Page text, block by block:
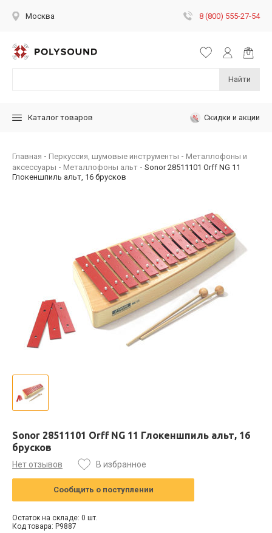
Москва 8 (800) 555-27-54
Найти
Каталог товаров Скидки и акции
Главная Перкуссия, шумовые инструменты
Металлофоны и
аксессуары
Металлофоны альт
Sonor 28511101 Orff NG 11
Глокеншпиль альт, 16 брусков
Sonor 28511101 Orff NG 11 Глокеншпиль альт, 16
брусков
Нет отзывов В избранное
Сообщить о поступлении
Остаток на складе: 0 шт.
Код товара: P9887